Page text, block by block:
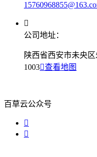
公司地址：
陕西省西安市未央
1003 查看地图
百草云公众号